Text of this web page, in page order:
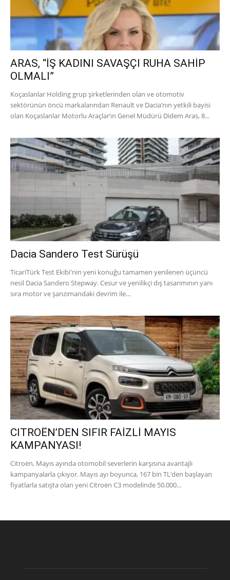
ARAS, “İŞ KADINI SAVAŞÇI RUHA SAHİP
OLMALI”
Koçaslanlar Holding grup şirketlerinden olan ve otomotiv
sektörünün öncü markalarından Renault ve Dacia’nın yetkili bayisi
olan Koçaslanlar Motorlu Araçlar’ın Genel Müdürü Didem Aras, 8...
Dacia Sandero Test Sürüşü
TicariTürk Test Ekibi'nin yeni konuğu tamamen yenilenen üçüncü
nesil Dacia Sandero Stepway. Cesur ve yenilikçi dış tasarımının yanı
sıra motor ve şanzımandaki devrim ile...
CITROËN’DEN SIFIR FAİZLİ MAYIS
KAMPANYASI!
Citroën, Mayıs ayında otomobil severlerin karşısına avantajlı
kampanyalarla çıkıyor. Mayıs ayı boyunca, 167 bin TL’den başlayan
fiyatlarla satışta olan yeni Citroën C3 modelinde 50.000...